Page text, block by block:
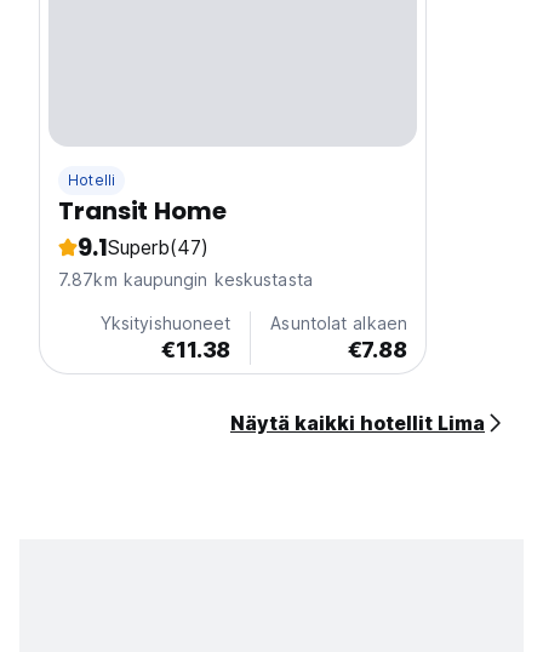
Hotelli
Transit Home
9.1Superb(47)
7.87km kaupungin keskustasta
Yksityishuoneet
€11.38
Asuntolat alkaen
€7.88
Näytä kaikki hotellit Lima